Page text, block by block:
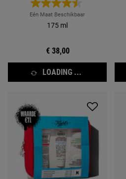
Eén Maat Beschikbaar
175 ml
€ 38,00
LOADING ...